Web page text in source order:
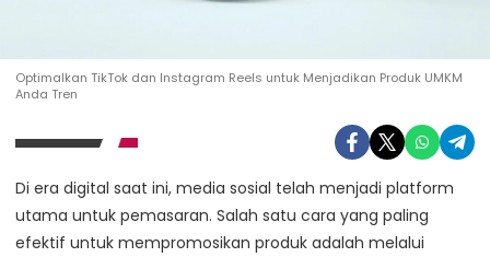
Optimalkan TikTok dan Instagram Reels untuk Menjadikan Produk UMKM
Anda Tren
Di era digital saat ini, media sosial telah menjadi platform
utama untuk pemasaran. Salah satu cara yang paling
efektif untuk mempromosikan produk adalah melalui